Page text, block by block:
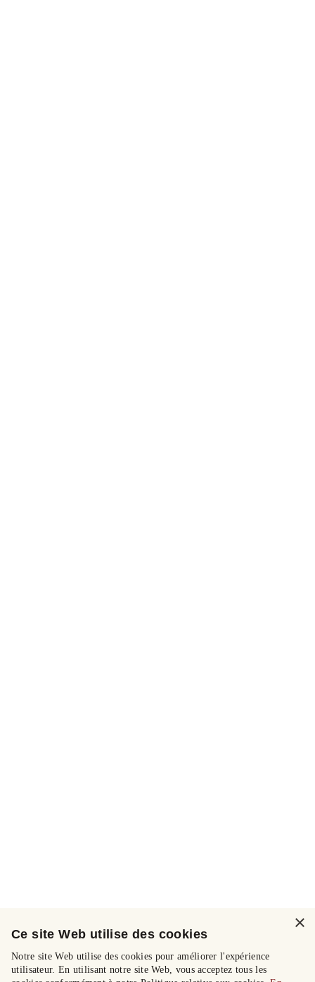
×
Ce site Web utilise des cookies
Notre site Web utilise des cookies pour améliorer l'expérience
utilisateur. En utilisant notre site Web, vous acceptez tous les